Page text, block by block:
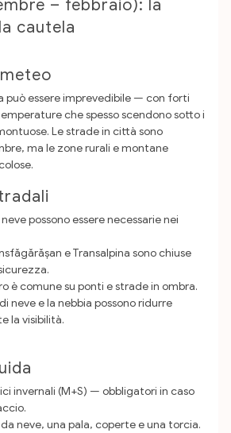
– febbraio): la
cautela
può essere imprevedibile — con forti
che spesso scendono sotto i
Le strade in città sono
ma le zone rurali e montane
possono essere necessarie nei
e Transalpina sono chiuse
è comune su ponti e strade in ombra.
neve e la nebbia possono ridurre
la visibilità.
invernali (M+S) — obbligatori in caso
neve, una pala, coperte e una torcia.